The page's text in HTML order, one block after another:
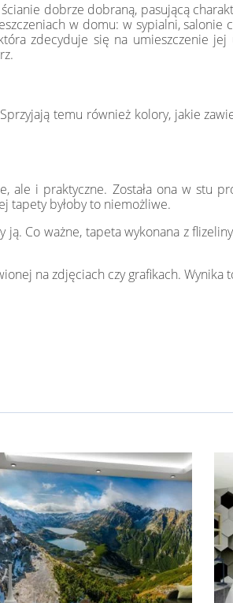
dobrze dobraną, pasującą
w domu: w sypialni, salonie
zdecyduje się na umieszczenie
temu również kolory, jakie
i praktyczne. Została ona w stu
tapety byłoby to niemożliwe.
Co ważne, tapeta wykonana z
na zdjęciach czy grafikach. Wynika